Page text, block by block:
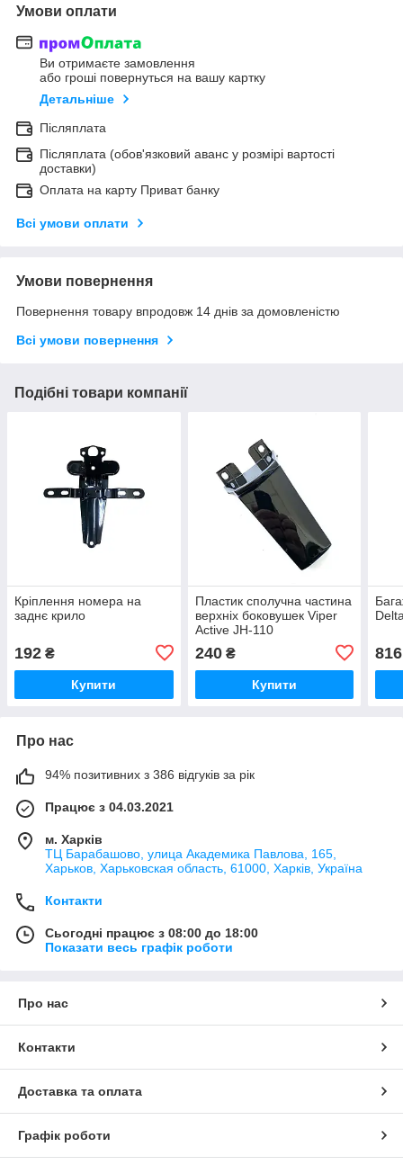
Умови оплати
Ви отримаєте замовлення
або гроші повернуться на вашу картку
Детальніше
Післяплата
Післяплата (обов'язковий аванс у розмірі вартості
доставки)
Оплата на карту Приват банку
Всі умови оплати
Умови повернення
Повернення товару впродовж 14 днів за домовленістю
Всі умови повернення
Подібні товари компанії
Кріплення номера на
заднє крило
192 ₴
Купити
Пластик сполучна частина
верхніх боковушек Viper
Active JH-110
240₴
Купити
816
Про нас
94% позитивних з 386 відгуків за рік
Працює з 04.03.2021
м. Харків
ТЦ Барабашово, улица Академика Павлова, 165,
Харьков, Харьковская область, 61000, Харків, Україна
Контакти
Сьогодні працює з 08:00 до 18:00
Показати весь графік роботи
Про нас
Контакти
Доставка та оплата
Графік роботи